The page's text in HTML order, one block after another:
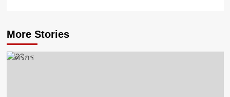
More Stories